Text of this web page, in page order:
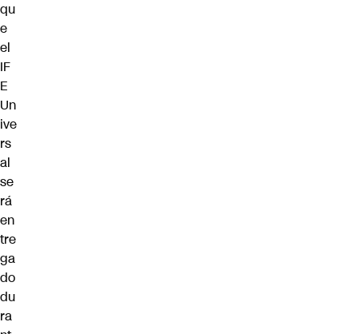
qu
e
el
IF
E
Un
ive
rs
al
se
rá
en
tre
ga
do
du
ra